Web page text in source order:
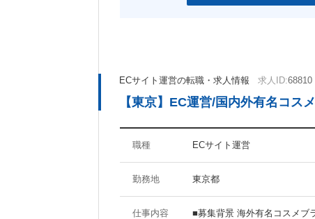
ECサイト運営の転職・求人情報 求人ID:68810
【東京】EC運営/国内外有名コス
職種 ECサイト運営
勤務地 東京都
仕事内容
■募集背景 海外有名コスメブ